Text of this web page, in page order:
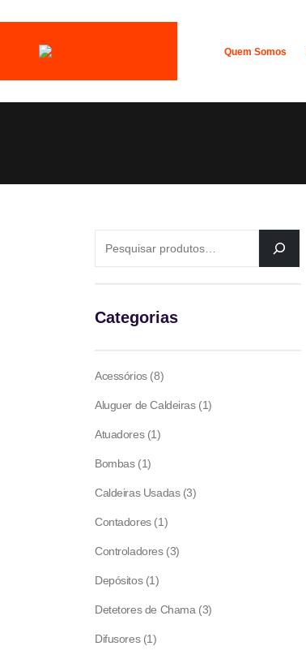
Quem Somos
Categorias
Acessórios 88
Aluguer de Caldeiras 11
Atuadores 11
Bombas 11
Caldeiras Usadas 33
Contadores 11
Controladores 33
Depósitos 11
Detetores de Chama 33
Difusores 11